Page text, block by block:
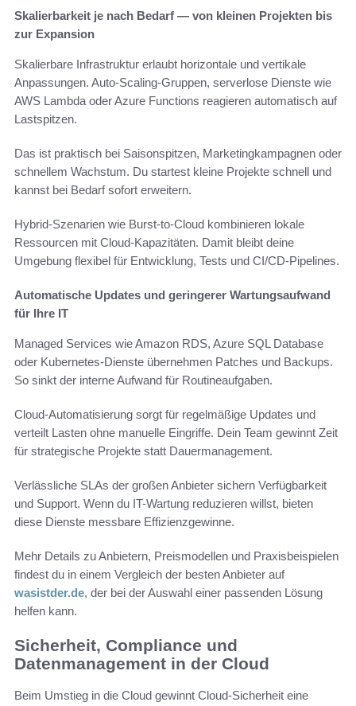
Skalierbarkeit je nach Bedarf — von kleinen Projekten bis
zur Expansion
Skalierbare Infrastruktur erlaubt horizontale und vertikale
Anpassungen. Auto-Scaling-Gruppen, serverlose Dienste wie
AWS Lambda oder Azure Functions reagieren automatisch auf
Lastspitzen.
Das ist praktisch bei Saisonspitzen, Marketingkampagnen oder
schnellem Wachstum. Du startest kleine Projekte schnell und
kannst bei Bedarf sofort erweitern.
Hybrid-Szenarien wie Burst-to-Cloud kombinieren lokale
Ressourcen mit Cloud-Kapazitäten. Damit bleibt deine
Umgebung flexibel für Entwicklung, Tests und CI/CD-Pipelines.
Automatische Updates und geringerer Wartungsaufwand
für Ihre IT
Managed Services wie Amazon RDS, Azure SQL Database
oder Kubernetes-Dienste übernehmen Patches und Backups.
So sinkt der interne Aufwand für Routineaufgaben.
Cloud-Automatisierung sorgt für regelmäßige Updates und
verteilt Lasten ohne manuelle Eingriffe. Dein Team gewinnt Zeit
für strategische Projekte statt Dauermanagement.
Verlässliche SLAs der großen Anbieter sichern Verfügbarkeit
und Support. Wenn du IT-Wartung reduzieren willst, bieten
diese Dienste messbare Effizienzgewinne.
Mehr Details zu Anbietern, Preismodellen und Praxisbeispielen
findest du in einem Vergleich der besten Anbieter auf
wasistder.de, der bei der Auswahl einer passenden Lösung
helfen kann.
Sicherheit, Compliance und
Datenmanagement in der Cloud
Beim Umstieg in die Cloud gewinnt Cloud-Sicherheit eine